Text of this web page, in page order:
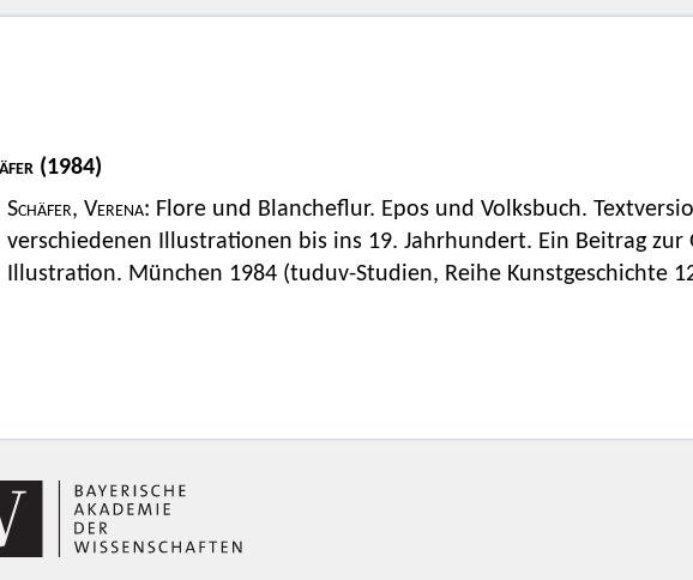
(1984)
Schäfer, Verena: Flore und Blancheflur. Epos und Volksbuch.
verschiedenen Illustrationen bis ins 19. Jahrhundert. Ein Beitrag zur
Illustration. München 1984 (tuduv-Studien, Reihe Kunstgeschichte